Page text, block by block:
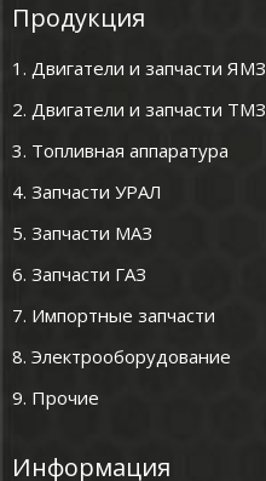
Продукция
1. Двигатели и запчасти ЯМЗ
2. Двигатели и запчасти ТМЗ
3. Топливная аппаратура
4. Запчасти УРАЛ
5. Запчасти МАЗ
6. Запчасти ГАЗ
7. Импортные запчасти
8. Электрооборудование
9. Прочие
Информация